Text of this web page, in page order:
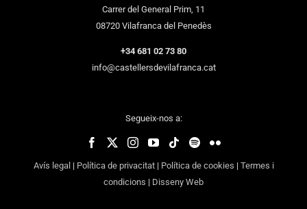
Carrer del General Prim, 11
08720 Vilafranca del Penedès
+34 681 02 73 80
info@castellersdevilafranca.cat
Segueix-nos a:
Avís legal | Política de privacitat| Política de cookies | Termes i
condicions | Disseny Web